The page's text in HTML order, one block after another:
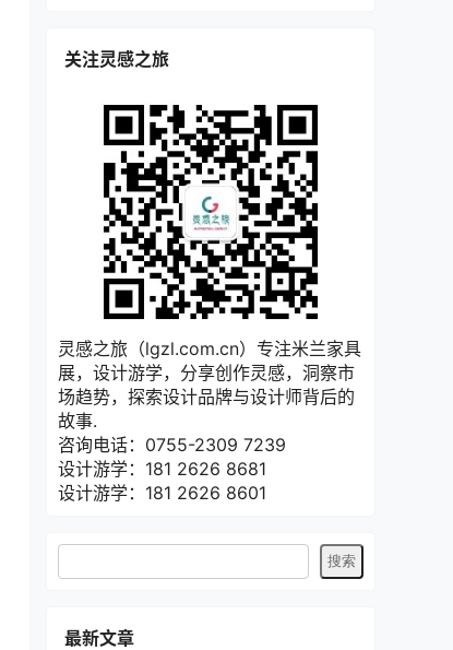
关注灵感之旅
灵感之旅（lgzl.com.cn）专注米兰家具
展，设计游学，分享创作灵感，洞察市
场趋势，探索设计品牌与设计师背后的
故事.
咨询电话：0755-2309 7239
设计游学：181 2626 8681
设计游学：181 2626 8601
最新文章